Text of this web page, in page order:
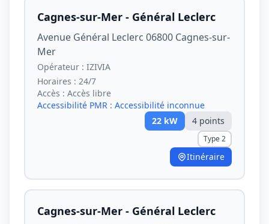
Cagnes-sur-Mer - Général Leclerc
Avenue Général Leclerc 06800 Cagnes-sur-
Mer
Opérateur : IZIVIA
Horaires : 24/7
Accès : Accès libre
Accessibilité PMR : Accessibilité inconnue
22 kW 4 points
Type 2
Itinéraire
Cagnes-sur-Mer - Général Leclerc